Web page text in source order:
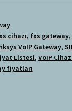
cihazı, fxs gateway,
VoIP Gateway,
Listesi, VoIP
fiyatları